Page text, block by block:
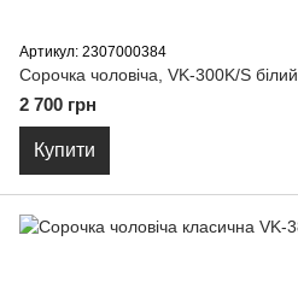
Артикул: 2307000384
Сорочка чоловіча, VK-300K/S бiлий
2 700 грн
Купити